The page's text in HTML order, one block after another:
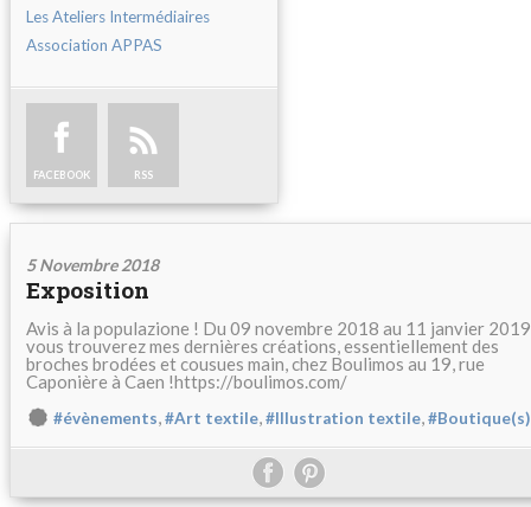
Les Ateliers Intermédiaires
Association APPAS
FACEBOOK RSS
5 Novembre 2018
Exposition
Avis à la populazione ! Du 09 novembre 2018 au 11 janvier
vous trouverez mes dernières créations, essentiellement des
broches brodées et cousues main, chez Boulimos au 19, rue
Caponière à Caen !https://boulimos.com/
#évènements,#Art textile,#Illustration textile,#Boutique(s)